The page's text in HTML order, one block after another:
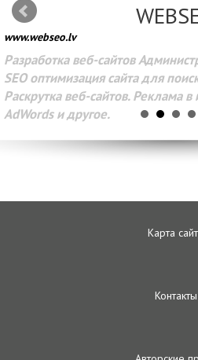
www.webseo.lv
Разработка веб-сайтов
SEO оптимизация сайта для
Раскрутка веб-сайтов. Реклама
AdWords и другое.
Карта
Контакты